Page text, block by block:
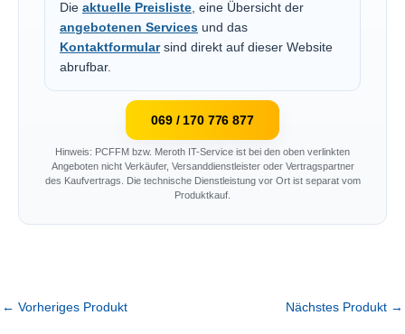
Die aktuelle Preisliste, eine Übersicht der
angebotenen Services und das
Kontaktformularsind direkt auf dieser Website
abrufbar.
069 / 170 776 877
Hinweis: PCFFM bzw. Meroth IT-Service ist bei den oben verlinkten
Angeboten nicht Verkäufer, Versanddienstleister oder Vertragspartner
des Kaufvertrags. Die technische Dienstleistung vor Ort ist separat vom
Produktkauf.
← Vorheriges Produkt Nächstes Produkt →